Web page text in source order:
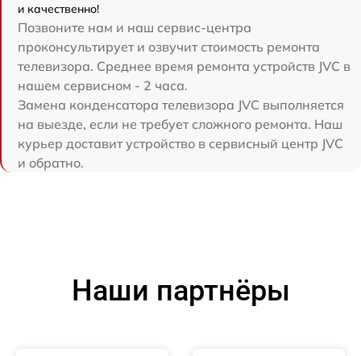
и качественно!
Позвоните нам и наш сервис-центра
проконсультирует и озвучит стоимость ремонта
телевизора. Среднее время ремонта устройств JVC в
нашем сервисном - 2 часа.
Замена конденсатора телевизора JVC выполняется
на выезде, если не требует сложного ремонта. Наш
курьер доставит устройство в сервисный центр JVC
и обратно.
Наши партнёры